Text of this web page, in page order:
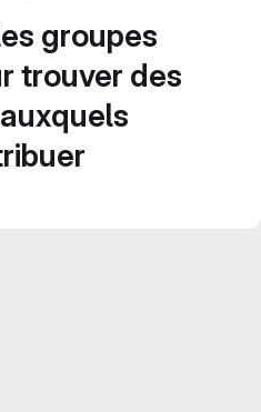
groupes
trouver des